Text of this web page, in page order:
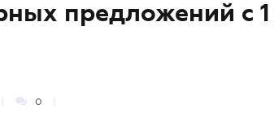
предложений с
0